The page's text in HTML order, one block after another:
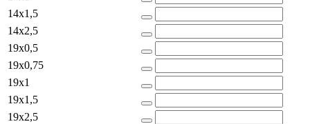
14x1,5
14x2,5
19x0,5
19x0,75
19x1
19x1,5
19x2,5